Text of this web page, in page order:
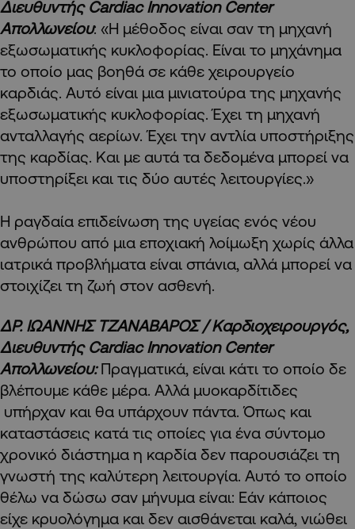
Διευθυντής Cardiac Innovation Center
Απολλωνείου: «Η μέθοδος είναι σαν τη μηχανή
εξωσωματικής κυκλοφορίας. Είναι το μηχάνημα
το οποίο μας βοηθά σε κάθε χειρουργείο
καρδιάς. Αυτό είναι μια μινιατούρα της μηχανής
εξωσωματικής κυκλοφορίας. Έχει τη μηχανή
ανταλλαγής αερίων. Έχει την αντλία υποστήριξης
της καρδίας. Και με αυτά τα δεδομένα μπορεί να
υποστηρίξει και τις δύο αυτές λειτουργίες.»
Η ραγδαία επιδείνωση της υγείας ενός νέου
ανθρώπου από μια εποχιακή λοίμωξη χωρίς άλλα
ιατρικά προβλήματα είναι σπάνια, αλλά μπορεί να
στοιχίζει τη ζωή στον ασθενή.
ΔΡ. ΙΩΑΝΝΗΣ ΤΖΑΝΑΒΑΡΟΣ / Καρδιοχειρουργός,
Διευθυντής Cardiac Innovation Center
Απολλωνείου:Πραγματικά, είναι κάτι το οποίο δε
βλέπουμε κάθε μέρα. Αλλά μυοκαρδίτιδες
υπήρχαν και θα υπάρχουν πάντα. Όπως και
καταστάσεις κατά τις οποίες για ένα σύντομο
χρονικό διάστημα η καρδία δεν παρουσιάζει τη
γνωστή της καλύτερη λειτουργία. Αυτό το οποίο
θέλω να δώσω σαν μήνυμα είναι: Εάν κάποιος
είχε κρυολόγημα και δεν αισθάνεται καλά, νιώθει